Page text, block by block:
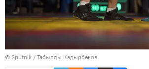
© Sputnik / Табылды Кадырбеков